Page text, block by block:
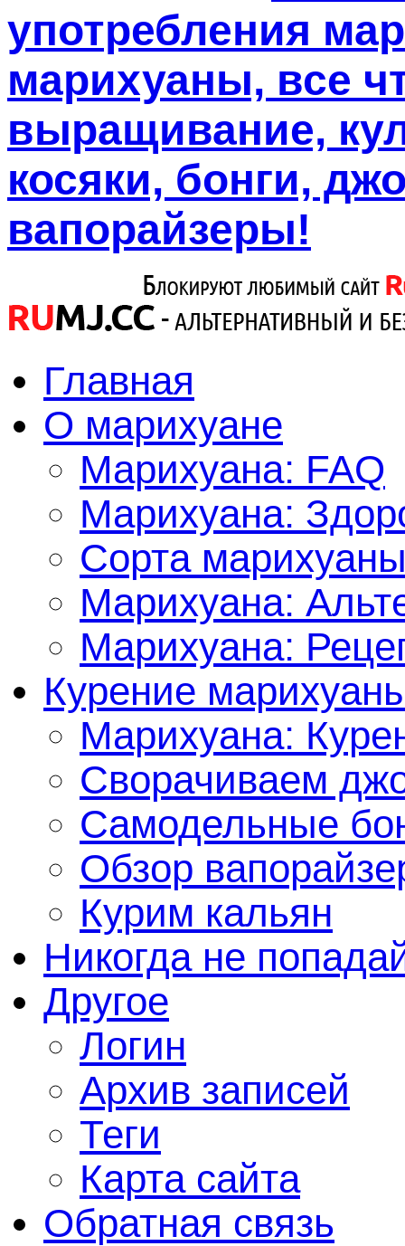
употребления
марихуаны, все
выращивание,
косяки, бонги,
вапорайзеры!
Главная
О марихуане
Марихуана: FAQ
Марихуана:
Сорта
Марихуана:
Марихуана:
Курение
Марихуана:
Сворачиваем
Самодельные
Обзор
Курим кальян
Никогда не
Другое
Логин
Архив записей
Теги
Карта сайта
Обратная связь